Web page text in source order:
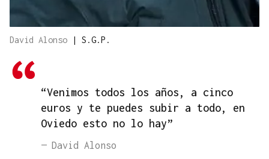
David Alonso | S.G.P.
“Venimos todos los años, a cinco
euros y te puedes subir a todo, en
Oviedo esto no lo hay”
— David Alonso